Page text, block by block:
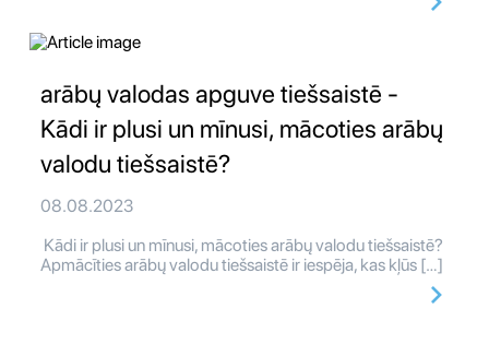
arābų valodas apguve tiešsaistē -
Kādi ir plusi un mīnusi, mācoties arābų
valodu tiešsaistē?
08.08.2023
Kādi ir plusi un mīnusi, mācoties arābų valodu tiešsaistē?
Apmācīties arābų valodu tiešsaistē ir iespēja, kas kļūs […]